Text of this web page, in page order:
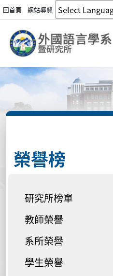
回首頁 網站導覽
榮譽榜
研究所榜單
教師榮譽
系所榮譽
學生榮譽